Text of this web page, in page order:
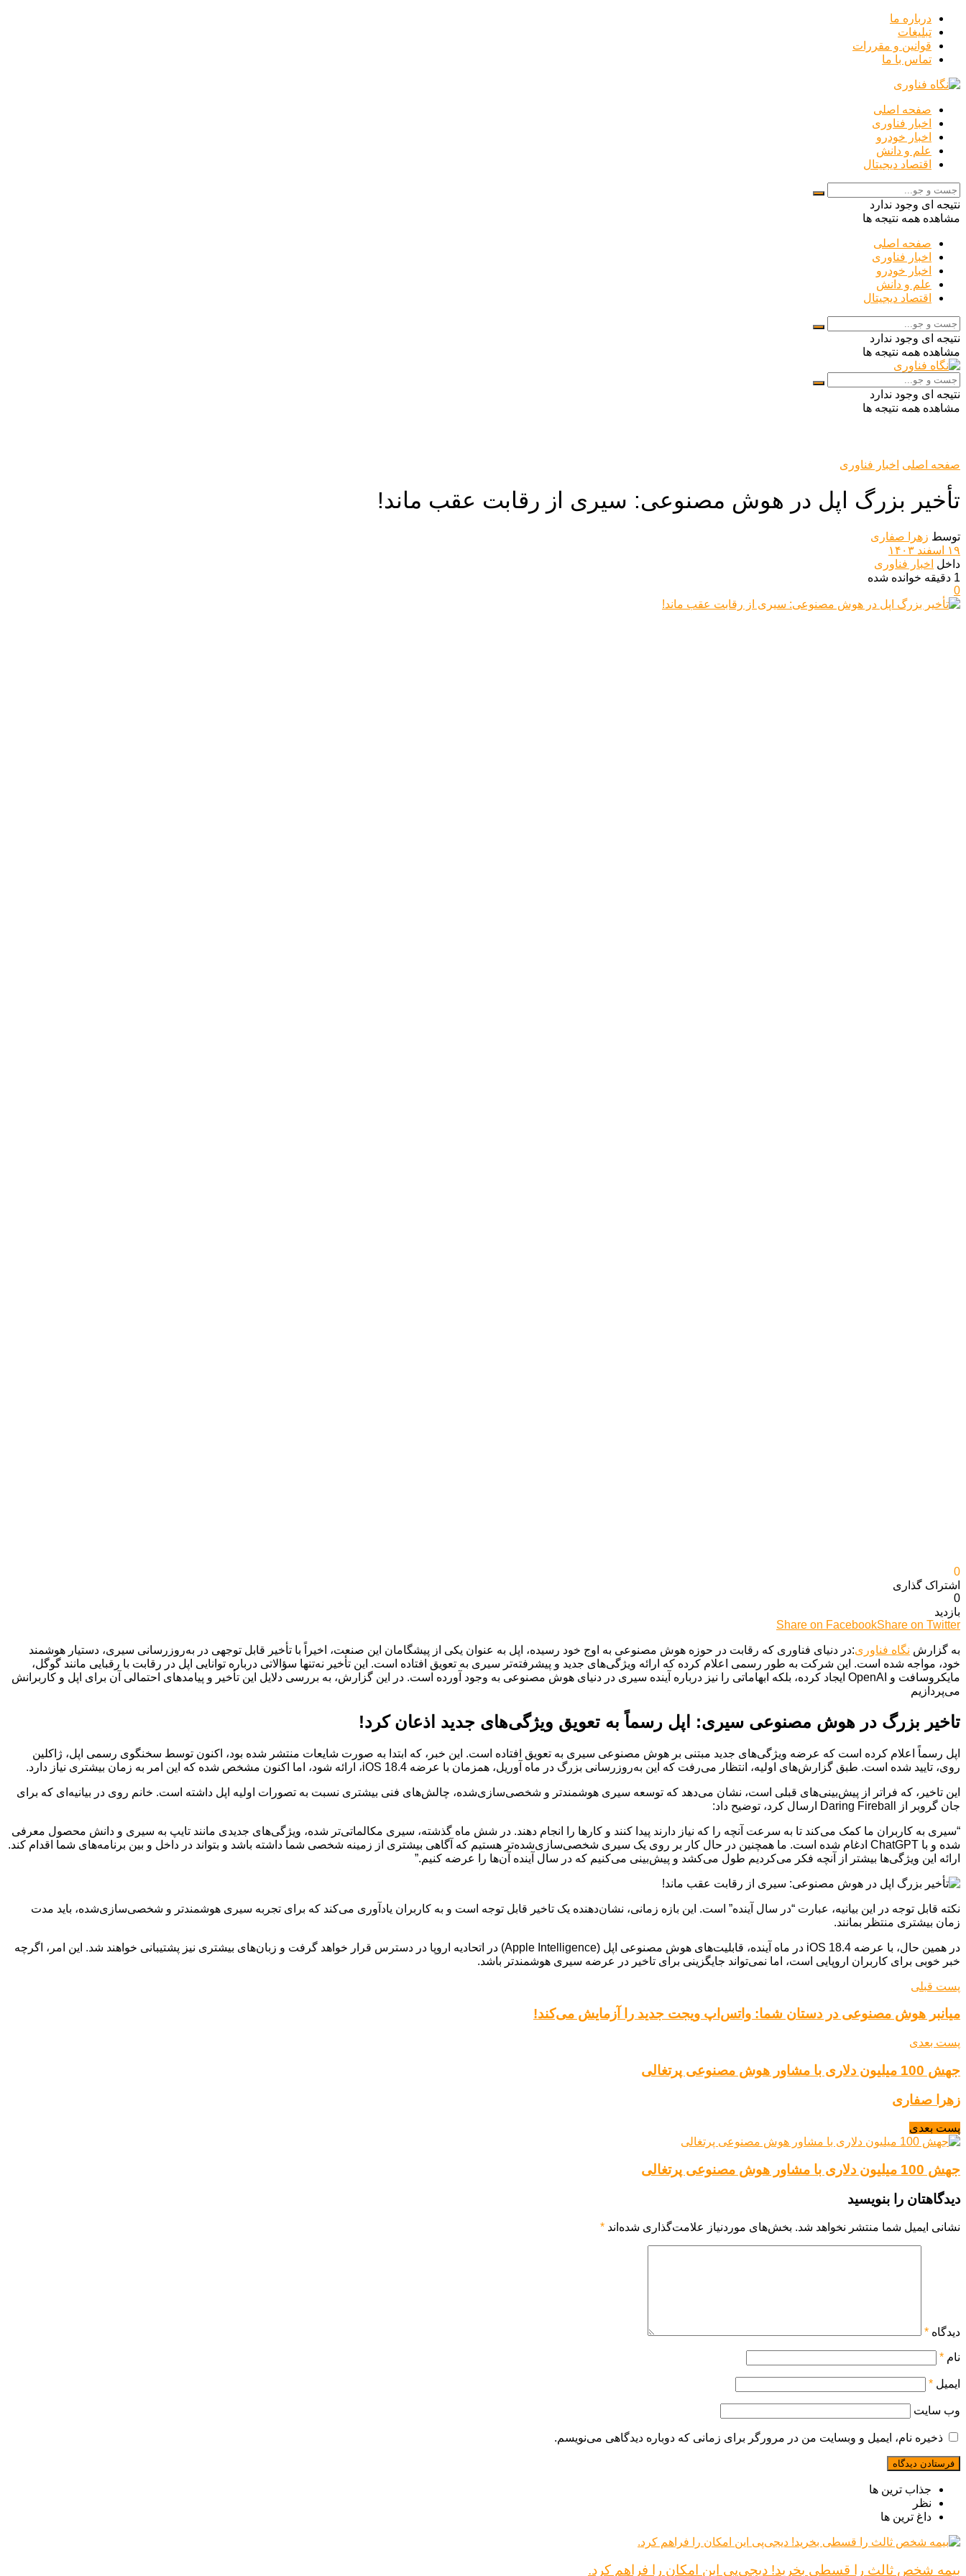
درباره ما
تبلیغات
قوانین و مقررات
تماس با ما
صفحه اصلی
اخبار فناوری
اخبار خودرو
علم و دانش
اقتصاد دیجیتال
نتیجه ای وجود ندارد
مشاهده همه نتیجه ها
صفحه اصلی
اخبار فناوری
اخبار خودرو
علم و دانش
اقتصاد دیجیتال
نتیجه ای وجود ندارد
مشاهده همه نتیجه ها
نتیجه ای وجود ندارد
مشاهده همه نتیجه ها
صفحه اصلی اخبار فناوری
تأخیر بزرگ اپل در هوش مصنوعی: سیری از رقابت عقب ماند!
توسط زهرا صفاری
۱۹ اسفند ۱۴۰۳
داخل اخبار فناوری
1 دقیقه خوانده شده
0
0
اشتراک گذاری‌
0
بازدید
Share on FacebookShare on Twitter
به گزارش نگاه فناوری:در دنیای فناوری که رقابت در حوزه هوش مصنوعی به اوج خود رسیده، اپل به عنوان یکی از پیشگامان این صنعت، اخیراً با تأخیر قابل توجهی در به‌روزرسانی سیری، دستیار هوشمند
خود، مواجه شده است. این شرکت به طور رسمی اعلام کرده که ارائه ویژگی‌های جدید و پیشرفته‌تر سیری به تعویق افتاده است. این تأخیر نه‌تنها سؤالاتی درباره توانایی اپل در رقابت با رقبایی مانند گوگل،
مایکروسافت و OpenAI ایجاد کرده، بلکه ابهاماتی را نیز درباره آینده سیری در دنیای هوش مصنوعی به وجود آورده است. در این گزارش، به بررسی دلایل این تأخیر و پیامدهای احتمالی آن برای اپل و کاربرانش
می‌پردازیم
تاخیر بزرگ در هوش مصنوعی سیری: اپل رسماً به تعویق ویژگی‌های جدید اذعان کرد!
اپل رسماً اعلام کرده است که عرضه ویژگی‌های جدید مبتنی بر هوش مصنوعی سیری به تعویق افتاده است. این خبر، که ابتدا به صورت شایعات منتشر شده بود، اکنون توسط سخنگوی رسمی اپل، ژاکلین
روی، تایید شده است. طبق گزارش‌های اولیه، انتظار می‌رفت که این به‌روزرسانی بزرگ در ماه آوریل، همزمان با عرضه iOS 18.4، ارائه شود، اما اکنون مشخص شده که این امر به زمان بیشتری نیاز دارد.
این تاخیر، که فراتر از پیش‌بینی‌های قبلی است، نشان می‌دهد که توسعه سیری هوشمندتر و شخصی‌سازی‌شده، چالش‌های فنی بیشتری نسبت به تصورات اولیه اپل داشته است. خانم روی در بیانیه‌ای که برای
جان گروبر از Daring Fireball ارسال کرد، توضیح داد:
“سیری به کاربران ما کمک می‌کند تا به سرعت آنچه را که نیاز دارند پیدا کنند و کارها را انجام دهند. در شش ماه گذشته، سیری مکالماتی‌تر شده، ویژگی‌های جدیدی مانند تایپ به سیری و دانش محصول معرفی
شده و با ChatGPT ادغام شده است. ما همچنین در حال کار بر روی یک سیری شخصی‌سازی‌شده‌تر هستیم که آگاهی بیشتری از زمینه شخصی شما داشته باشد و بتواند در داخل و بین برنامه‌های شما اقدام کند.
ارائه این ویژگی‌ها بیشتر از آنچه فکر می‌کردیم طول می‌کشد و پیش‌بینی می‌کنیم که در سال آینده آن‌ها را عرضه کنیم.”
نکته قابل توجه در این بیانیه، عبارت “در سال آینده” است. این بازه زمانی، نشان‌دهنده یک تاخیر قابل توجه است و به کاربران یادآوری می‌کند که برای تجربه سیری هوشمندتر و شخصی‌سازی‌شده، باید مدت
زمان بیشتری منتظر بمانند.
در همین حال، با عرضه iOS 18.4 در ماه آینده، قابلیت‌های هوش مصنوعی اپل (Apple Intelligence) در اتحادیه اروپا در دسترس قرار خواهد گرفت و زبان‌های بیشتری نیز پشتیبانی خواهند شد. این امر، اگرچه
خبر خوبی برای کاربران اروپایی است، اما نمی‌تواند جایگزینی برای تاخیر در عرضه سیری هوشمندتر باشد.
پست قبلی
میانبر هوش مصنوعی در دستان شما: واتس‌اپ ویجت جدید را آزمایش می‌کند!
پست بعدی
جهش 100 میلیون دلاری با مشاور هوش مصنوعی پرتغالی
زهرا صفاری
پست بعدی
جهش 100 میلیون دلاری با مشاور هوش مصنوعی پرتغالی
دیدگاهتان را بنویسید
نشانی ایمیل شما منتشر نخواهد شد. بخش‌های موردنیاز علامت‌گذاری شده‌اند *
دیدگاه *
نام *
ایمیل *
وب‌ سایت
ذخیره نام، ایمیل و وبسایت من در مرورگر برای زمانی که دوباره دیدگاهی می‌نویسم.
جذاب ترین ها
نظر
داغ ترین ها
بیمه شخص ثالث را قسطی بخرید! دیجی‌پی این امکان را فراهم کرد.